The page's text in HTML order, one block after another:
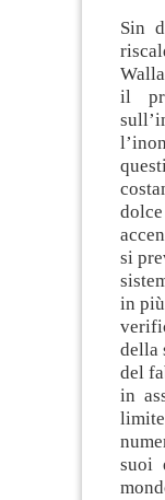
Sin
il
si
in
della
del
in
suoi